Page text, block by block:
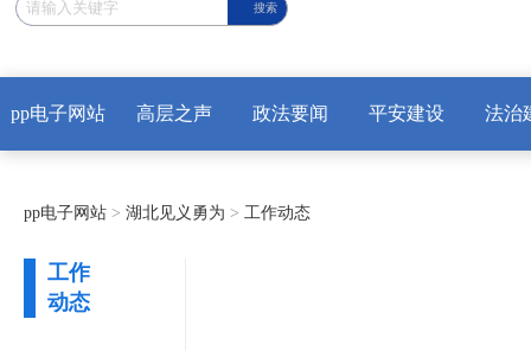
搜索
pp电子网站 高层之声 政法要闻 平安建设 法治
pp电子网站 > 湖北见义勇为 > 工作动态
工作
动态